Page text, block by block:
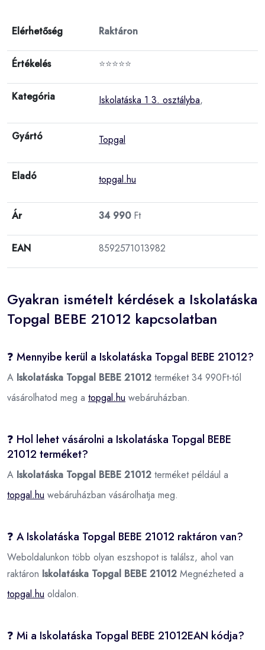
Elérhetőség Raktáron
Értékelés ⭐⭐⭐⭐⭐
Kategória Iskolatáska 1 3. osztályba,
Gyártó Topgal
Eladó topgal.hu
Ár 34 990Ft
EAN 8592571013982
Gyakran ismételt kérdések a Iskolatáska
Topgal BEBE 21012 kapcsolatban
❓ Mennyibe kerül a Iskolatáska Topgal BEBE 21012?
A Iskolatáska Topgal BEBE 21012 terméket 34 990Ft-tól
vásárolhatod meg a topgal.hu webáruházban.
❓ Hol lehet vásárolni a Iskolatáska Topgal BEBE
21012 terméket?
A Iskolatáska Topgal BEBE 21012 terméket például a
topgal.hu webáruházban vásárolhatja meg.
❓ A Iskolatáska Topgal BEBE 21012 raktáron van?
Weboldalunkon több olyan eszshopot is találsz, ahol van
raktáron Iskolatáska Topgal BEBE 21012 Megnézheted a
topgal.hu oldalon.
❓ Mi a Iskolatáska Topgal BEBE 21012EAN kódja?